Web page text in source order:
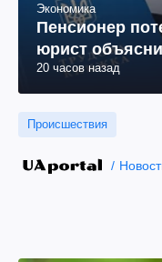
Экономика
Пенсионер
юрист
20 часов назад
Происшествия